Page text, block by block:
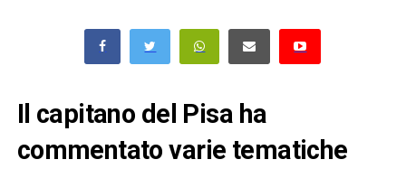
Il capitano del Pisa ha
commentato varie tematiche